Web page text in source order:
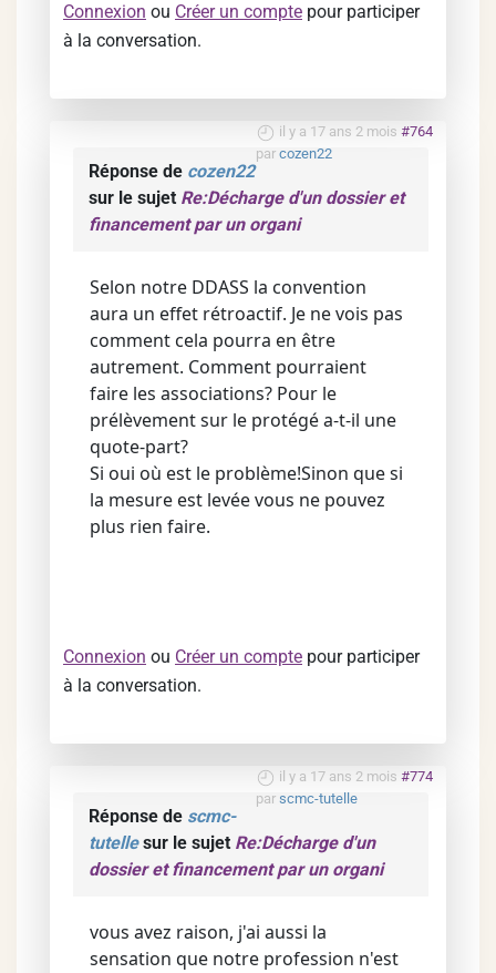
Connexion ou Créer un compte pour participer
à la conversation.
il y a 17 ans 2 mois #764
par cozen22
Réponse de cozen22
sur le sujet Re:Décharge d'un dossier et
financement par un organi
Selon notre DDASS la convention
aura un effet rétroactif. Je ne vois pas
comment cela pourra en être
autrement. Comment pourraient
faire les associations? Pour le
prélèvement sur le protégé a-t-il une
quote-part?
Si oui où est le problème!Sinon que si
la mesure est levée vous ne pouvez
plus rien faire.
Connexion ou Créer un compte pour participer
à la conversation.
il y a 17 ans 2 mois #774
par scmc-tutelle
Réponse de scmc-
tutellesur le sujet Re:Décharge d'un
dossier et financement par un organi
vous avez raison, j'ai aussi la
sensation que notre profession n'est